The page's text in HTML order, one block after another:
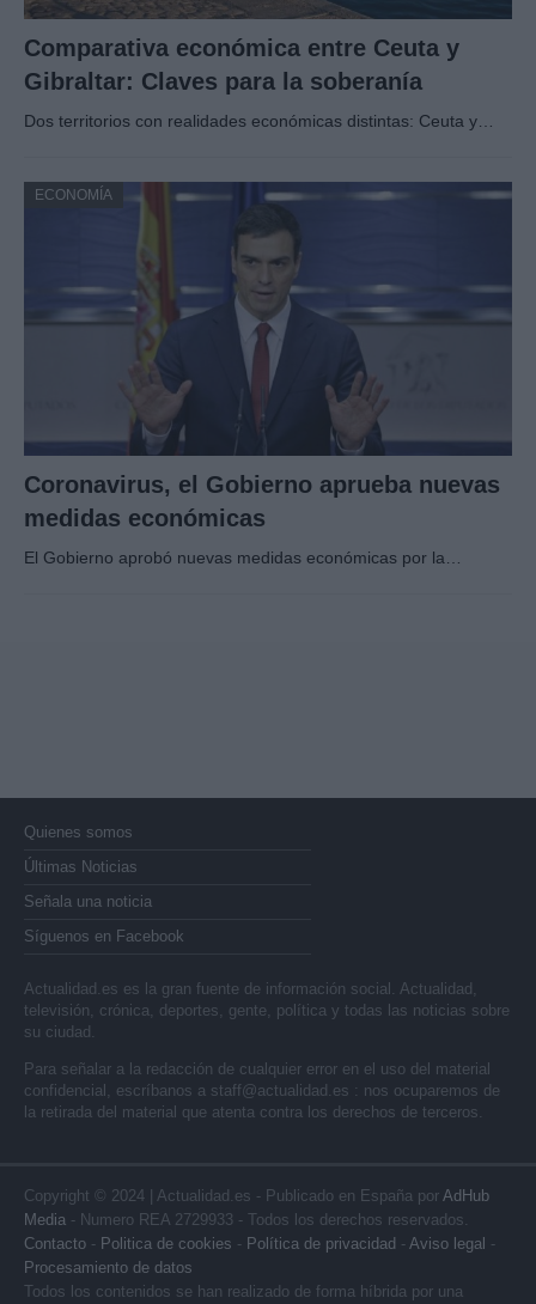
Comparativa económica entre Ceuta y
Gibraltar: Claves para la soberanía
Dos territorios con realidades económicas distintas: Ceuta y…
ECONOMÍA
Coronavirus, el Gobierno aprueba nuevas
medidas económicas
El Gobierno aprobó nuevas medidas económicas por la…
Quienes somos
Últimas Noticias
Señala una noticia
Síguenos en Facebook
Actualidad.es es la gran fuente de información social. Actualidad,
televisión, crónica, deportes, gente, política y todas las noticias sobre
su ciudad.
Para señalar a la redacción de cualquier error en el uso del material
confidencial, escríbanos a staff@actualidad.es : nos ocuparemos de
la retirada del material que atenta contra los derechos de terceros.
Copyright © 2024 | Actualidad.es - Publicado en España por AdHub
Media - Numero REA 2729933 - Todos los derechos reservados.
Contacto - Politica de cookies - Política de privacidad - Aviso legal -
Procesamiento de datos
Todos los contenidos se han realizado de forma híbrida por una